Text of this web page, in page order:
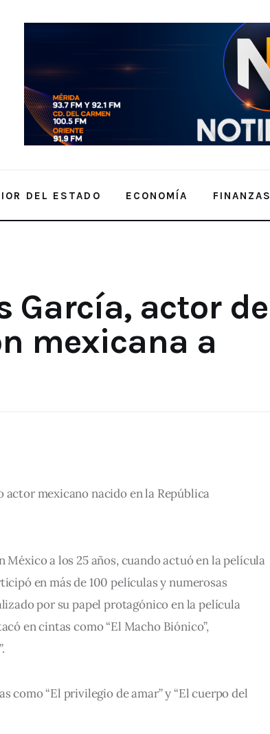
DEL ESTADO ECONOMÍA FINANZAS
García, actor de
mexicana a
actor mexicano nacido en la República
a los 25 años, cuando actuó en la película
en más de 100 películas y numerosas
por su papel protagónico en la película
en cintas como “El Macho Biónico”,
como “El privilegio de amar” y “El cuerpo del